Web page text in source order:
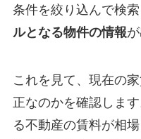
条件を絞り込んで検索
ルとなる物件の情報
これを見て、現在の
正なのかを確認しま
る不動産の賃料が相